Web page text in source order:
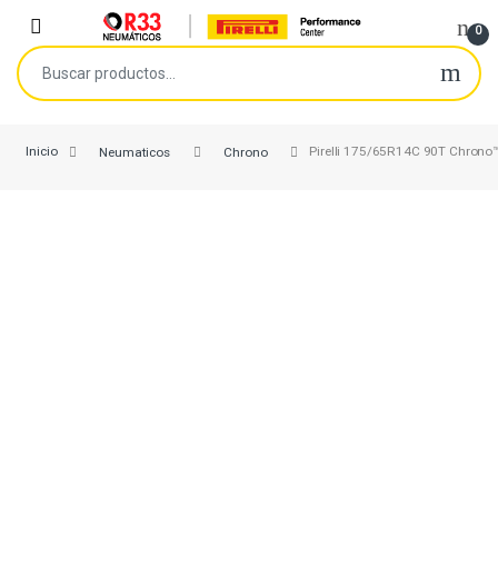
Skip to navigation
Open 0
Buscar por:
Inicio Neumaticos Chrono Pirelli 175/65R14C 90T